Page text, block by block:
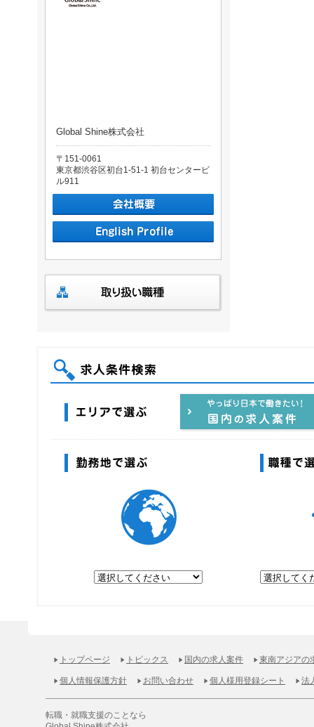
Global Shine株式会社
〒151-0061
東京都渋谷区初台1-51-1 初台センタービ
ル911
トップページ トピックス 国内の求人案件 東南アジアの
個人情報保護方針 お問い合わせ 個人様用登録シート 法
転職・就職支援のことなら